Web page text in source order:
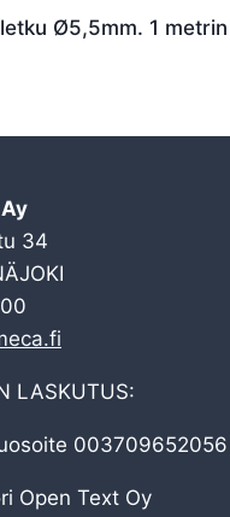
Ø5,5mm. 1
34
LASKUTUS:
003709652056
Open Text Oy